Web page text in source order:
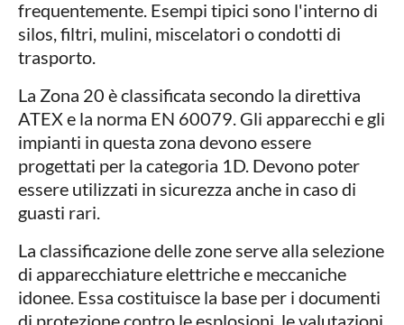
frequentemente. Esempi tipici sono l'interno di
silos, filtri, mulini, miscelatori o condotti di
trasporto.
La Zona 20 è classificata secondo la direttiva
ATEX e la norma EN 60079. Gli apparecchi e gli
impianti in questa zona devono essere
progettati per la categoria 1D. Devono poter
essere utilizzati in sicurezza anche in caso di
guasti rari.
La classificazione delle zone serve alla selezione
di apparecchiature elettriche e meccaniche
idonee. Essa costituisce la base per i documenti
di protezione contro le esplosioni, le valutazioni